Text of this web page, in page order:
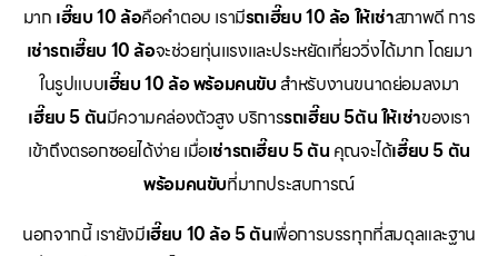
มาก เฮี๊ยบ 10 ล้อคือคำตอบ เรามีรถเฮี๊ยบ 10 ล้อ ให้เช่าสภาพดี การ
เช่ารถเฮี๊ยบ 10 ล้อจะช่วยทุ่นแรงและประหยัดเที่ยววิ่งได้มาก โดยมา
ในรูปแบบเฮี๊ยบ 10 ล้อ พร้อมคนขับ สำหรับงานขนาดย่อมลงมา
เฮี๊ยบ 5 ตันมีความคล่องตัวสูง บริการรถเฮี๊ยบ 5ตัน ให้เช่าของเรา
เข้าถึงตรอกซอยได้ง่าย เมื่อเช่ารถเฮี๊ยบ 5 ตัน คุณจะได้เฮี๊ยบ 5 ตัน
พร้อมคนขับที่มากประสบการณ์
นอกจากนี้ เรายังมีเฮี๊ยบ 10 ล้อ 5 ตันเพื่อการบรรทุกที่สมดุลและฐาน